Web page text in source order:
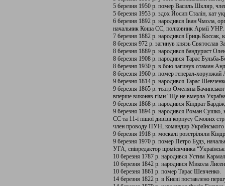
5 березня 1950 р. помер Василь Шкляр,
5 березня 1953 р. здох Йосип Сталін, кат
6 березня 1892 р. народився Іван Чмола,
начальник Коша СС, полковник Армії УНР.
7 березня 1882 р. народився Гриць
8 березня 972 р. загинув князь Святослав
8 березня 1889 р. народився бандурист
8 березня 1908 р. народився Тарас
8 березня 1930 р. в бою загинув отаман
8 березня 1960 р. помер генерал-
9 березня 1814 р. народився Тарас
9 березня 1865 р. театр Омеляна
вперше виконав гімн “Ще не вмерла
9 березня 1868 р. народився Кіндрат
9 березня 1894 р. народився Роман
СС та 11-ї пішої дивізії корпусу Січових
член проводу ПУН, командир Українського
9 березня 1918 р. москалі розстріляли
9 березня 1970 р. помер Петро Будз,
УГА, співредактор щомісячника
10 березня 1787 р. народився Устим
10 березня 1842 р. народився Микола
10 березня 1861 р. помер Тарас Шевченко.
14 березня 1822 р. в Києві поставлено